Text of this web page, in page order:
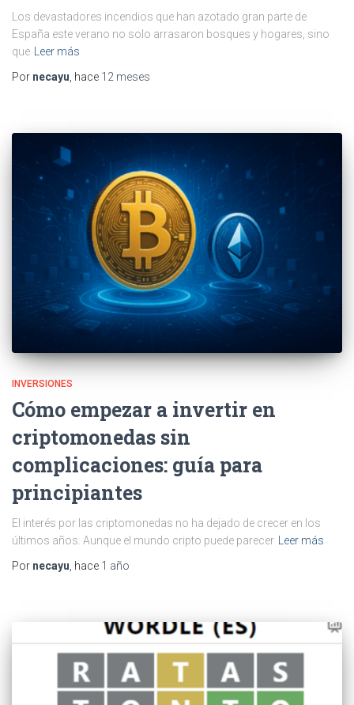
Los devastadores incendios que han azotado gran parte de
España este verano no solo arrasaron bosques y hogares, sino
que
Leer más
Por necayu , hace 12 meses
INVERSIONES
Cómo empezar a invertir en
criptomonedas sin
complicaciones: guía para
principiantes
El interés por las criptomonedas no ha dejado de crecer en los
últimos años. Aunque el mundo cripto puede parecer Leer más
Por necayu, hace 1 año